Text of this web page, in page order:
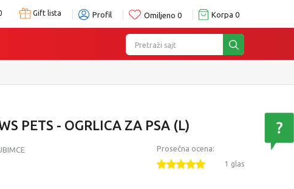
Gift lista Profil Omiljeno 0 Korpa 0
Pretraži sajt
PETS - OGRLICA ZA PSA (L)
Prosečna ocena:
1 glas